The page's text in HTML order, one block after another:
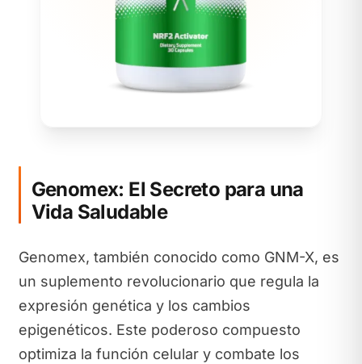
Genomex: El Secreto para una
Vida Saludable
Genomex, también conocido como GNM-X, es
un suplemento revolucionario que regula la
expresión genética y los cambios
epigenéticos. Este poderoso compuesto
optimiza la función celular y combate los